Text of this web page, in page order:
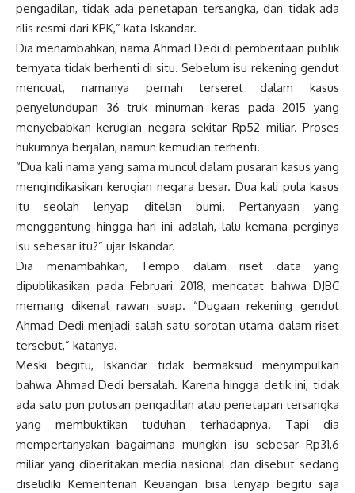
pengadilan, tidak ada penetapan tersangka, dan tidak ada
rilis resmi dari KPK,” kata Iskandar.
Dia menambahkan, nama Ahmad Dedi di pemberitaan publik
ternyata tidak berhenti di situ. Sebelum isu rekening gendut
mencuat, namanya pernah terseret dalam kasus
penyelundupan 36 truk minuman keras pada 2015 yang
menyebabkan kerugian negara sekitar Rp52 miliar. Proses
hukumnya berjalan, namun kemudian terhenti.
“Dua kali nama yang sama muncul dalam pusaran kasus yang
mengindikasikan kerugian negara besar. Dua kali pula kasus
itu seolah lenyap ditelan bumi. Pertanyaan yang
menggantung hingga hari ini adalah, lalu kemana perginya
isu sebesar itu?” ujar Iskandar.
Dia menambahkan, Tempo dalam riset data yang
dipublikasikan pada Februari 2018, mencatat bahwa DJBC
memang dikenal rawan suap. “Dugaan rekening gendut
Ahmad Dedi menjadi salah satu sorotan utama dalam riset
tersebut,” katanya.
Meski begitu, Iskandar tidak bermaksud menyimpulkan
bahwa Ahmad Dedi bersalah. Karena hingga detik ini, tidak
ada satu pun putusan pengadilan atau penetapan tersangka
yang membuktikan tuduhan terhadapnya. Tapi dia
mempertanyakan bagaimana mungkin isu sebesar Rp31,6
miliar yang diberitakan media nasional dan disebut sedang
diselidiki Kementerian Keuangan bisa lenyap begitu saja